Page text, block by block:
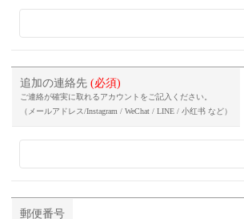
追加の連絡先 (必須)
ご連絡が確実に取れるアカウントをご記入ください。
（メールアドレス/Instagram / WeChat / LINE / 小红书 など）
郵便番号